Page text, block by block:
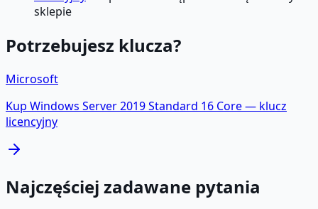
sklepie
Potrzebujesz klucza?
Microsoft
Kup Windows Server 2019 Standard 16 Core— klucz
licencyjny
Najczęściej zadawane pytania